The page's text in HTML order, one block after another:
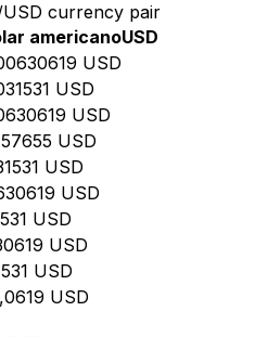
currency pair
americanoUSD
USD
USD
USD
USD
USD
USD
USD
USD
USD
USD